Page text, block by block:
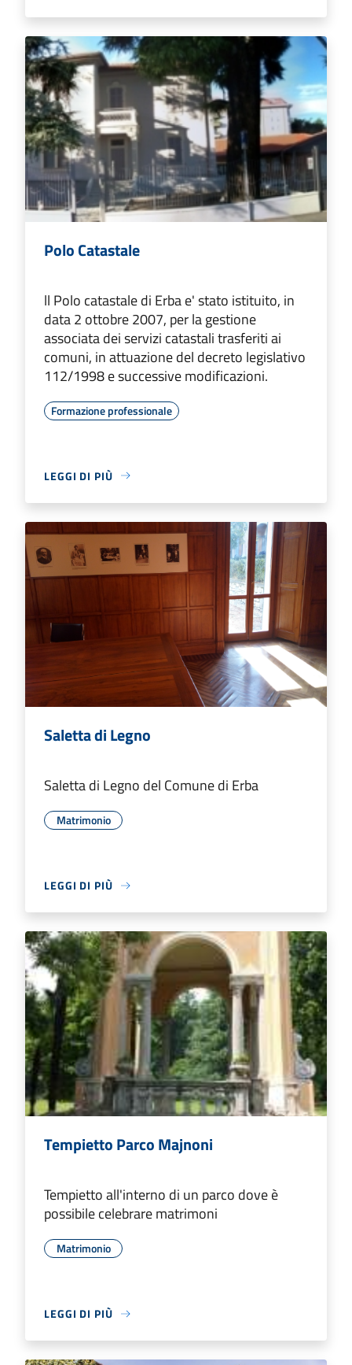
Polo Catastale
ll Polo catastale di Erba e' stato istituito, in
data 2 ottobre 2007, per la gestione
associata dei servizi catastali trasferiti ai
comuni, in attuazione del decreto legislativo
112/1998 e successive modificazioni.
Formazione professionale
LEGGI DI PIÙ
Saletta di Legno
Saletta di Legno del Comune di Erba
Matrimonio
LEGGI DI PIÙ
Tempietto Parco Majnoni
Tempietto all'interno di un parco dove è
possibile celebrare matrimoni
Matrimonio
LEGGI DI PIÙ